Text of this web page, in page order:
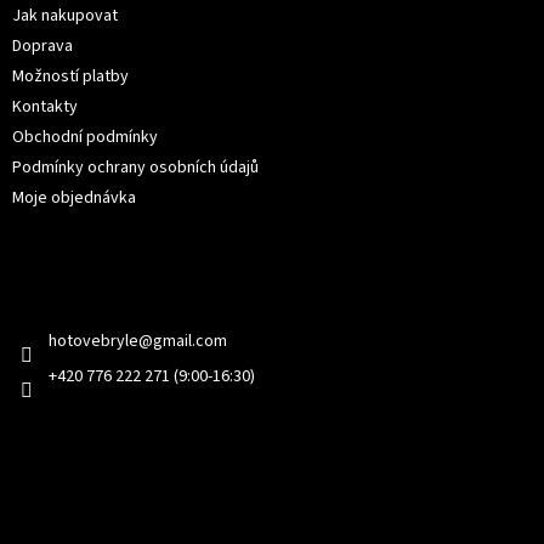
Jak nakupovat
Doprava
Možností platby
Kontakty
Obchodní podmínky
Podmínky ochrany osobních údajů
Moje objednávka
hotovebryle@gmail.com
+420 776 222 271 (9:00-16:30)